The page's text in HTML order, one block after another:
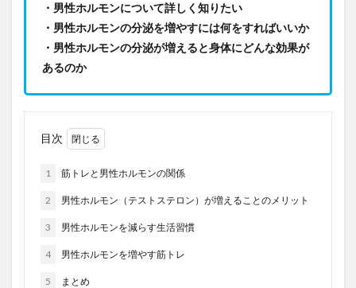
・男性ホルモンについて詳しく知りたい
・男性ホルモンの分泌を増やすには何をすればいいか
・男性ホルモンの分泌が増えると身体にどんな効果が
あるのか
目次
1 筋トレと男性ホルモンの関係
2 男性ホルモン（テストステロン）が増えることのメリット
3 男性ホルモンを減らす生活習慣
4 男性ホルモンを増やす筋トレ
5 まとめ